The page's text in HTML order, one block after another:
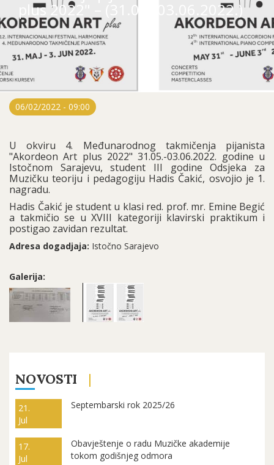
plus 2022" – (31.05.-03.06.2022.)
06/02/2022 - 09:00
U okviru 4. Međunarodnog takmičenja pijanista
"Akordeon Art plus 2022" 31.05.-03.06.2022. godine u
Istočnom Sarajevu, student III godine Odsjeka za
Muzičku teoriju i pedagogiju Hadis Čakić, osvojio je 1.
nagradu.
Hadis Čakić je student u klasi red. prof. mr. Emine Begić
a takmičio se u XVIII kategoriji klavirski praktikum i
postigao zavidan rezultat.
Adresa dogadjaja: Istočno Sarajevo
Galerija:
NOVOSTI
21.
Jul
Septembarski rok 2025/26
17.
Jul
Obavještenje o radu Muzičke akademije
tokom godišnjeg odmora